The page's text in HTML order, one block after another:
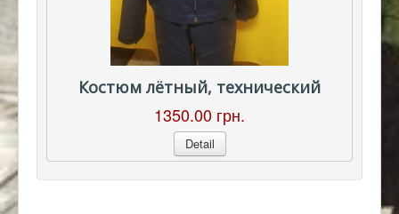
Костюм лётный, технический
1350.00 грн.
Detail